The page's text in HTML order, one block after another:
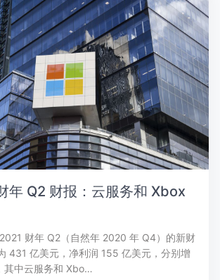
年 Q2 财报：云服务和 Xbox
财年 Q2（自然年 2020 年 Q4）的新财
431 亿美元，净利润 155 亿美元，分别增
其中云服务和 Xbo…